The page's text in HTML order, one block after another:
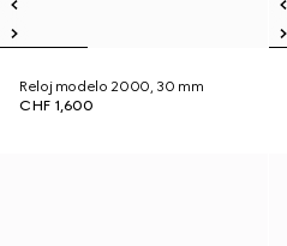
Reloj modelo 2000, 30 mm
CHF 1,600